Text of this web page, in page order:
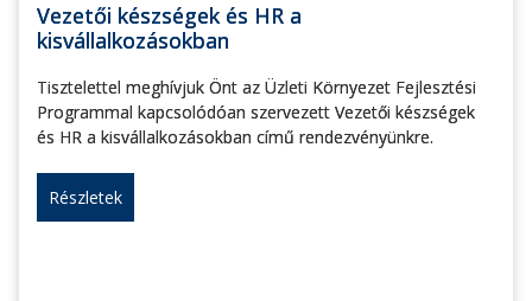
Vezetői készségek és HR a
kisvállalkozásokban
Tisztelettel meghívjuk Önt az Üzleti Környezet Fejlesztési
Programmal kapcsolódóan szervezett Vezetői készségek
és HR a kisvállalkozásokban című rendezvényünkre.
Részletek